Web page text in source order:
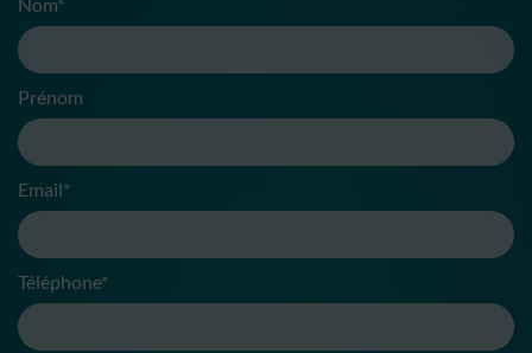
Prénom
Email*
Téléphone*